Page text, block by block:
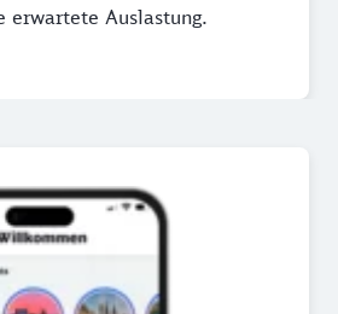
erwartete Auslastung.